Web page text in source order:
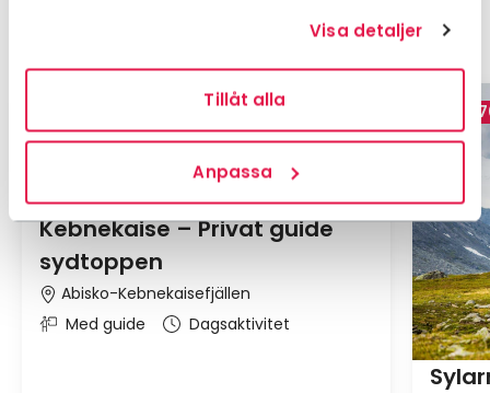
Visa detaljer
Tillåt alla
Anpassa
Kebnekaise – Privat guide
sydtoppen
Abisko-Kebnekaisefjällen
Med guide
Dagsaktivitet